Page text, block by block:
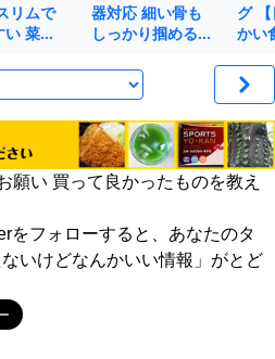
リムで
い 菜…
器対応 細い骨も
しっかり掴める…
グ
かい
願い 買って良かったものを教え
をフォローすると、あなたのタ
いけどなんかいい情報」がとど